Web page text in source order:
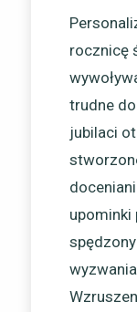
rocznicę
trudne
jubilaci
upominki